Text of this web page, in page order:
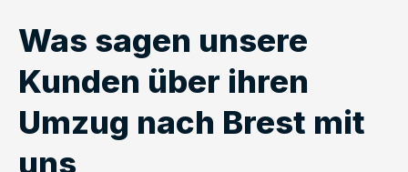
Was sagen unsere
Kunden über ihren
Umzug nach Brest mit
uns